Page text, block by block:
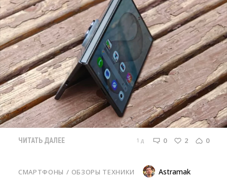
ЧИТАТЬ ДАЛЕЕ 1 д 0 2 0
СМАРТФОНЫ / ОБЗОРЫ ТЕХНИКИ Astramak